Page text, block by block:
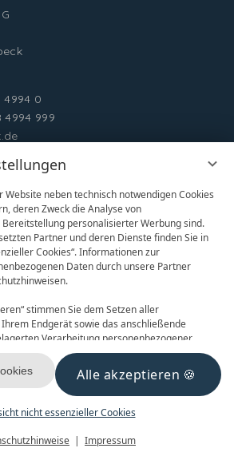
neben technisch notwendigen Cookies
deren Zweck die Analyse von
personalisierter Werbung sind.
Partner und deren Dienste finden Sie in
Cookies“. Informationen zur
Daten durch unsere Partner
stimmen Sie dem Setzen aller
Endgerät sowie das anschließende
Verarbeitung personenbezogener
durch uns und unseren Partnern zu. Falls
sind, klicken Sie bitte auf „Nur essenzielle
Auswahl können Sie unter „Übersicht nicht
Sie können Ihre Auswahl im Fußbereich
Datenschutzhinweisen jederzeit aufrufen und
Alle akzeptieren
nicht essenzieller Cookies
Impressum
Buchen
4994 0
4994 999
ANFRAGEN
NEWSLETTER